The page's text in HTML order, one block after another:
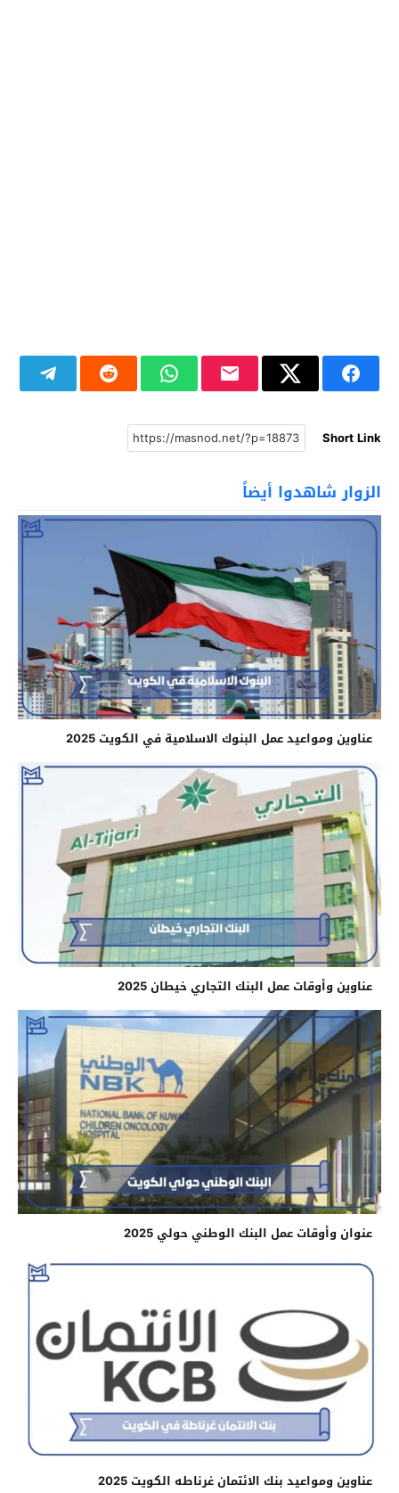
Short Link
الزوار شاهدوا أيضاً
عناوين ومواعيد عمل البنوك الاسلامية في الكويت 2025
عناوين وأوقات عمل البنك التجاري خيطان 2025
عنوان وأوقات عمل البنك الوطني حولي 2025
عناوين ومواعيد بنك الائتمان غرناطه الكويت 2025